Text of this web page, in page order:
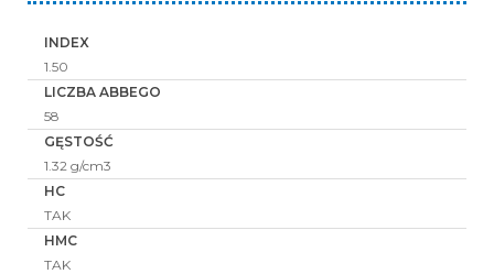
INDEX
1.50
LICZBA ABBEGO
58
GĘSTOŚĆ
1.32 g/cm3
HC
TAK
HMC
TAK